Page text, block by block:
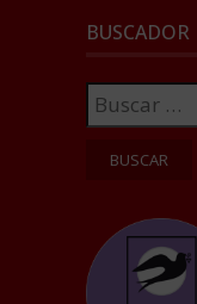
BUSCADOR
Buscar: